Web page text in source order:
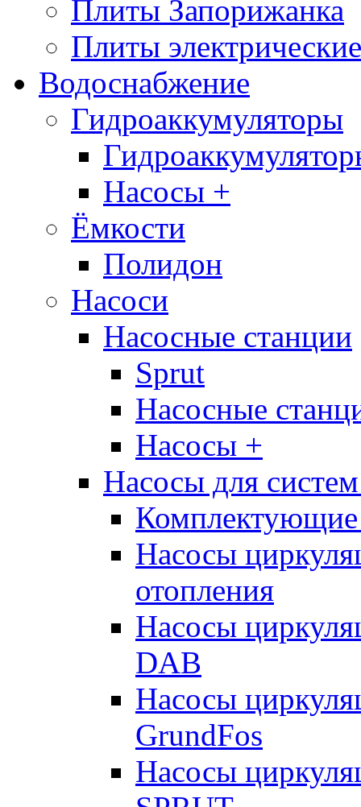
Плиты Запорижанка
Плиты
Водоснабжение
Гидроаккумуляторы
Насосы +
Ёмкости
Полидон
Насоси
Насосные станции
Sprut
Насосные
Насосы +
Насосы для
Комплектующие
Насосы
отопления
Насосы
DAB
Насосы
GrundFos
Насосы